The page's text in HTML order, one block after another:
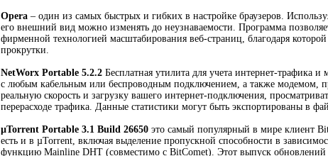
Opera – один из самых быстрых и гибких в настройке браузеров.
его внешний вид можно изменять до неузнаваемости. Программа
фирменной технологией масштабирования веб-страниц, благодаря
прокрутки.
NetWorx Portable 5.2.2 Бесплатная утилита для учета интернет-трафика
с любым кабельным или беспроводным подключением, а также модемом,
реальную скорость и загрузку вашего интернет-подключения,
перерасходе трафика. Данные статистики могут быть экспортированы в
µTorrent Portable 3.1 Build 26650 это самый популярный в мире клиент
есть и в µTorrent, включая выделение пропускной способности в
функцию Mainline DHT (совместимо с BitComet). Этот выпуск обновлений